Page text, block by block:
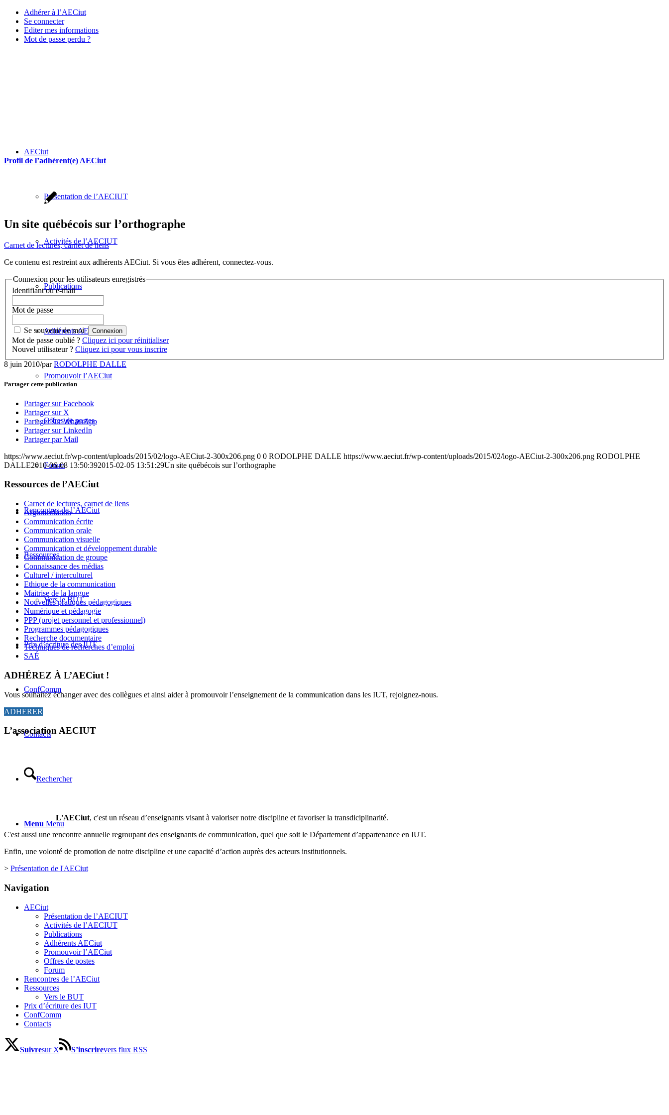
Adhérer à l’AECiut
Se connecter
Editer mes informations
Mot de passe perdu ?
AECiut
Présentation de l’AECIUT
Activités de l’AECIUT
Publications
Adhérents AECiut
Promouvoir l’AECiut
Offres de postes
Forum
Rencontres de l’AECiut
Ressources
Vers le BUT
Prix d’écriture des IUT
ConfComm
Contacts
Rechercher
Menu Menu
Profil de l’adhérent(e) AECiut
Un site québécois sur l’orthographe
Carnet de lectures, carnet de liens
Ce contenu est restreint aux adhérents AECiut. Si vous êtes adhérent, connectez-vous.
Connexion pour les utilisateurs enregistrés
Identifiant ou e-mail
Mot de passe
Se souvenir de moi
Mot de passe oublié ? Cliquez ici pour réinitialiser
Nouvel utilisateur ? Cliquez ici pour vous inscrire
8 juin 2010/parRODOLPHE DALLE
Partager cette publication
Partager sur Facebook
Partager sur X
Partager sur WhatsApp
Partager sur LinkedIn
Partager par Mail
https://www.aeciut.fr/wp-content/uploads/2015/02/logo-AECiut-2-300x206.png 0 0 RODOLPHE DALLE https://www.aeciut.fr/wp-content/uploads/2015/02/logo-AECiut-2-300x206.png RODOLPHE
DALLE2010-06-08 13:50:392015-02-05 13:51:29Un site québécois sur l’orthographe
Ressources de l’AECiut
Carnet de lectures, carnet de liens
Argumentation
Communication écrite
Communication orale
Communication visuelle
Communication et développement durable
Communication de groupe
Connaissance des médias
Culturel / interculturel
Ethique de la communication
Maitrise de la langue
Nouvelles pratiques pédagogiques
Numérique et pédagogie
PPP (projet personnel et professionnel)
Programmes pédagogiques
Recherche documentaire
Techniques de recherches d’emploi
SAÉ
ADHÉREZ À L’AECiut !
Vous souhaitez échanger avec des collègues et ainsi aider à promouvoir l’enseignement de la communication dans les IUT, rejoignez-nous.
ADHERER
L’association AECIUT
L'AECiut, c'est un réseau d’enseignants visant à valoriser notre discipline et favoriser la transdiciplinarité.
C'est aussi une rencontre annuelle regroupant des enseignants de communication, quel que soit le Département d’appartenance en IUT.
Enfin, une volonté de promotion de notre discipline et une capacité d’action auprès des acteurs institutionnels.
> Présentation de l'AECiut
Navigation
AECiut
Présentation de l’AECIUT
Activités de l’AECIUT
Publications
Adhérents AECiut
Promouvoir l’AECiut
Offres de postes
Forum
Rencontres de l’AECiut
Ressources
Vers le BUT
Prix d’écriture des IUT
ConfComm
Contacts
Suivresur X S’inscrirevers flux RSS